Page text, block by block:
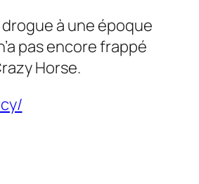
à une époque
pas encore frappé
Horse.